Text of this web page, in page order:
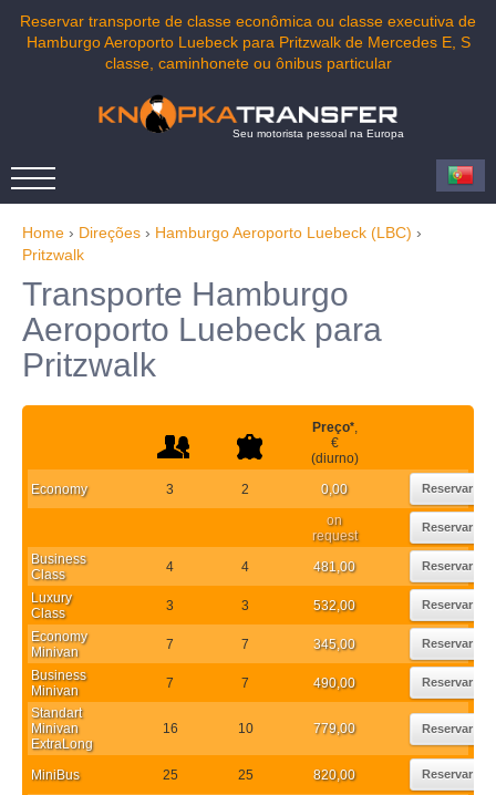
Reservar transporte de classe econômica ou classe executiva de
Hamburgo Aeroporto Luebeck para Pritzwalk de Mercedes E, S
classe, caminhonete ou ônibus particular
Seu motorista pessoal na Europa
Home › Direções › Hamburgo Aeroporto Luebeck (LBC) ›
Pritzwalk
Transporte Hamburgo
Aeroporto Luebeck para
Pritzwalk
Preço*,
€
(diurno)
Economy
3 2 0,00 Reservar
on
request
Reservar
Business
Class
4 4 481,00 Reservar
Luxury
Class
3 3 532,00 Reservar
Economy
Minivan
7 7 345,00 Reservar
Business
Minivan
7 7 490,00 Reservar
Standart
Minivan
ExtraLong
16 10 779,00 Reservar
MiniBus 25 25 820,00 Reservar